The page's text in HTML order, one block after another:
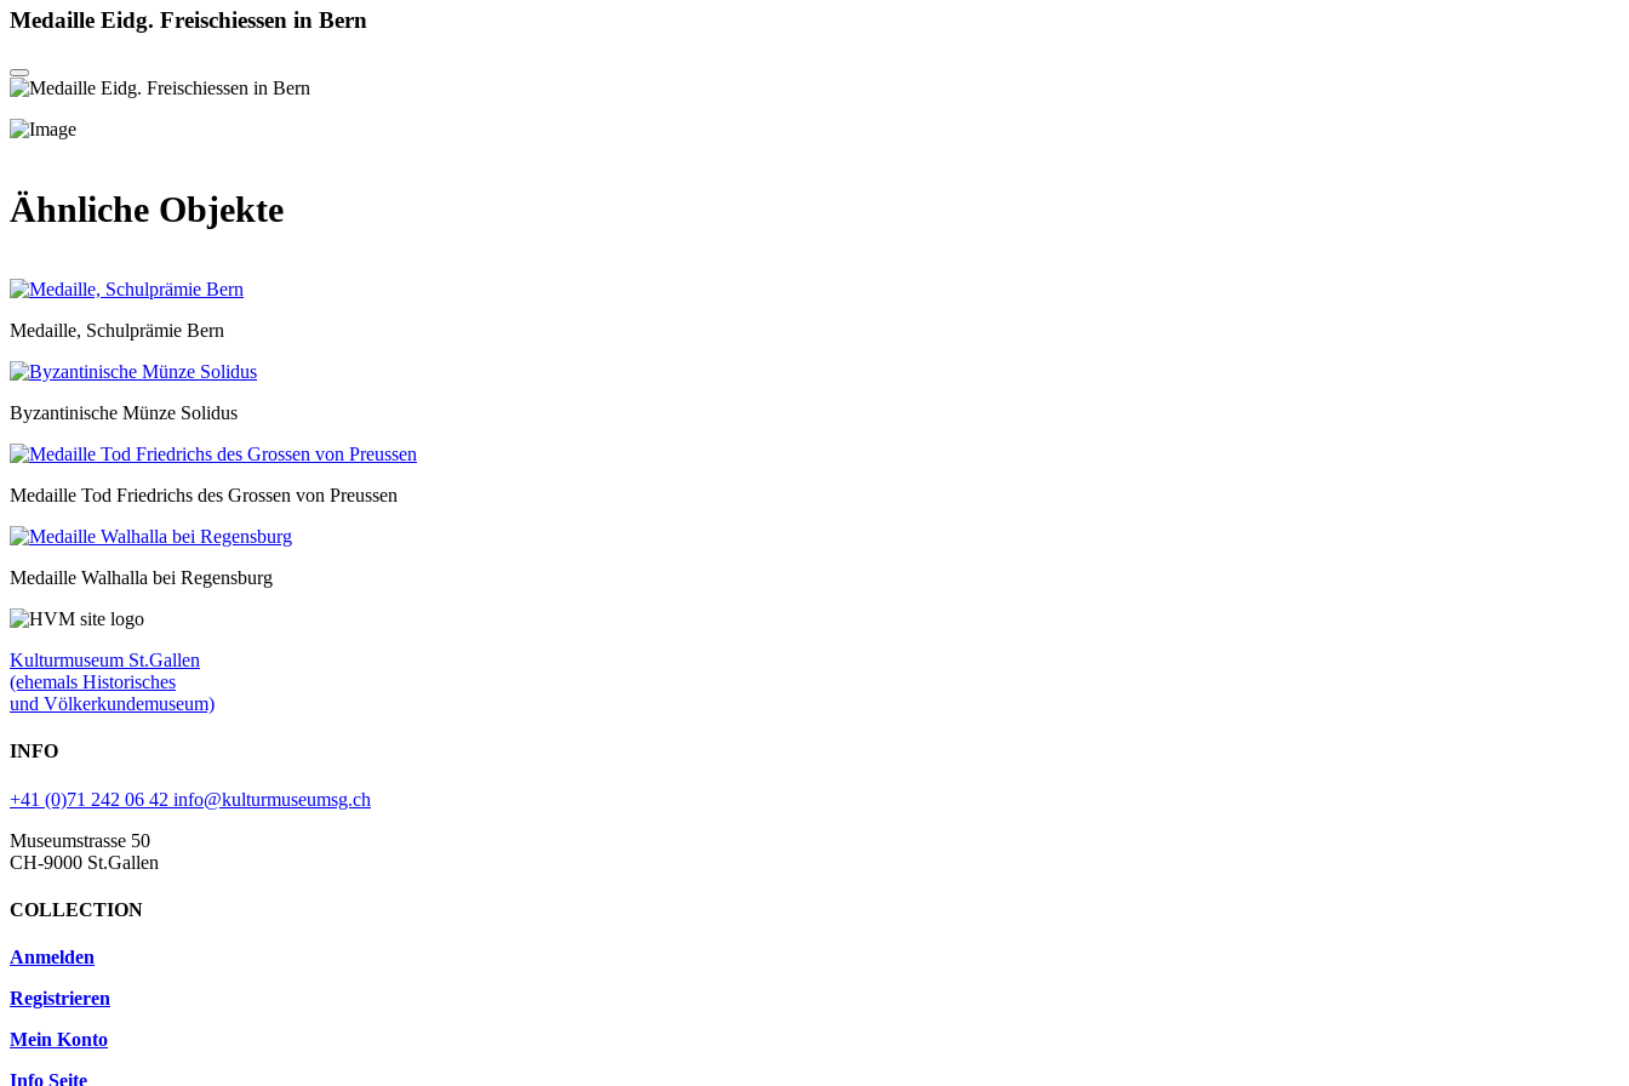
Medaille Eidg. Freischiessen in Bern
Ähnliche Objekte
Medaille, Schulprämie Bern
Byzantinische Münze Solidus
Medaille Tod Friedrichs des Grossen von Preussen
Medaille Walhalla bei Regensburg
Kulturmuseum St.Gallen
(ehemals Historisches
und Völkerkundemuseum)
INFO
+41 (0)71 242 06 42 info@kulturmuseumsg.ch
Museumstrasse 50
CH-9000 St.Gallen
COLLECTION
Anmelden
Registrieren
Mein Konto
Info Seite